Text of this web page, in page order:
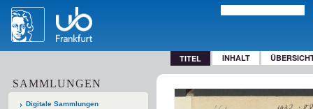
TITEL INHALT
SAMMLUNGEN
Digitale Sammlungen